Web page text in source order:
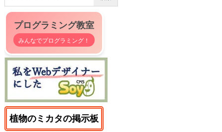
プログラミング教室
みんなでプログラミング！
植物のミカタの掲示板